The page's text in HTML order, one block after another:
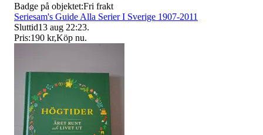
Badge på objektet:Fri frakt
Seriesam's Guide Alla Serier I Sverige 1907-2011
Sluttid13 aug 22:23.
Pris:190 kr,Köp nu.